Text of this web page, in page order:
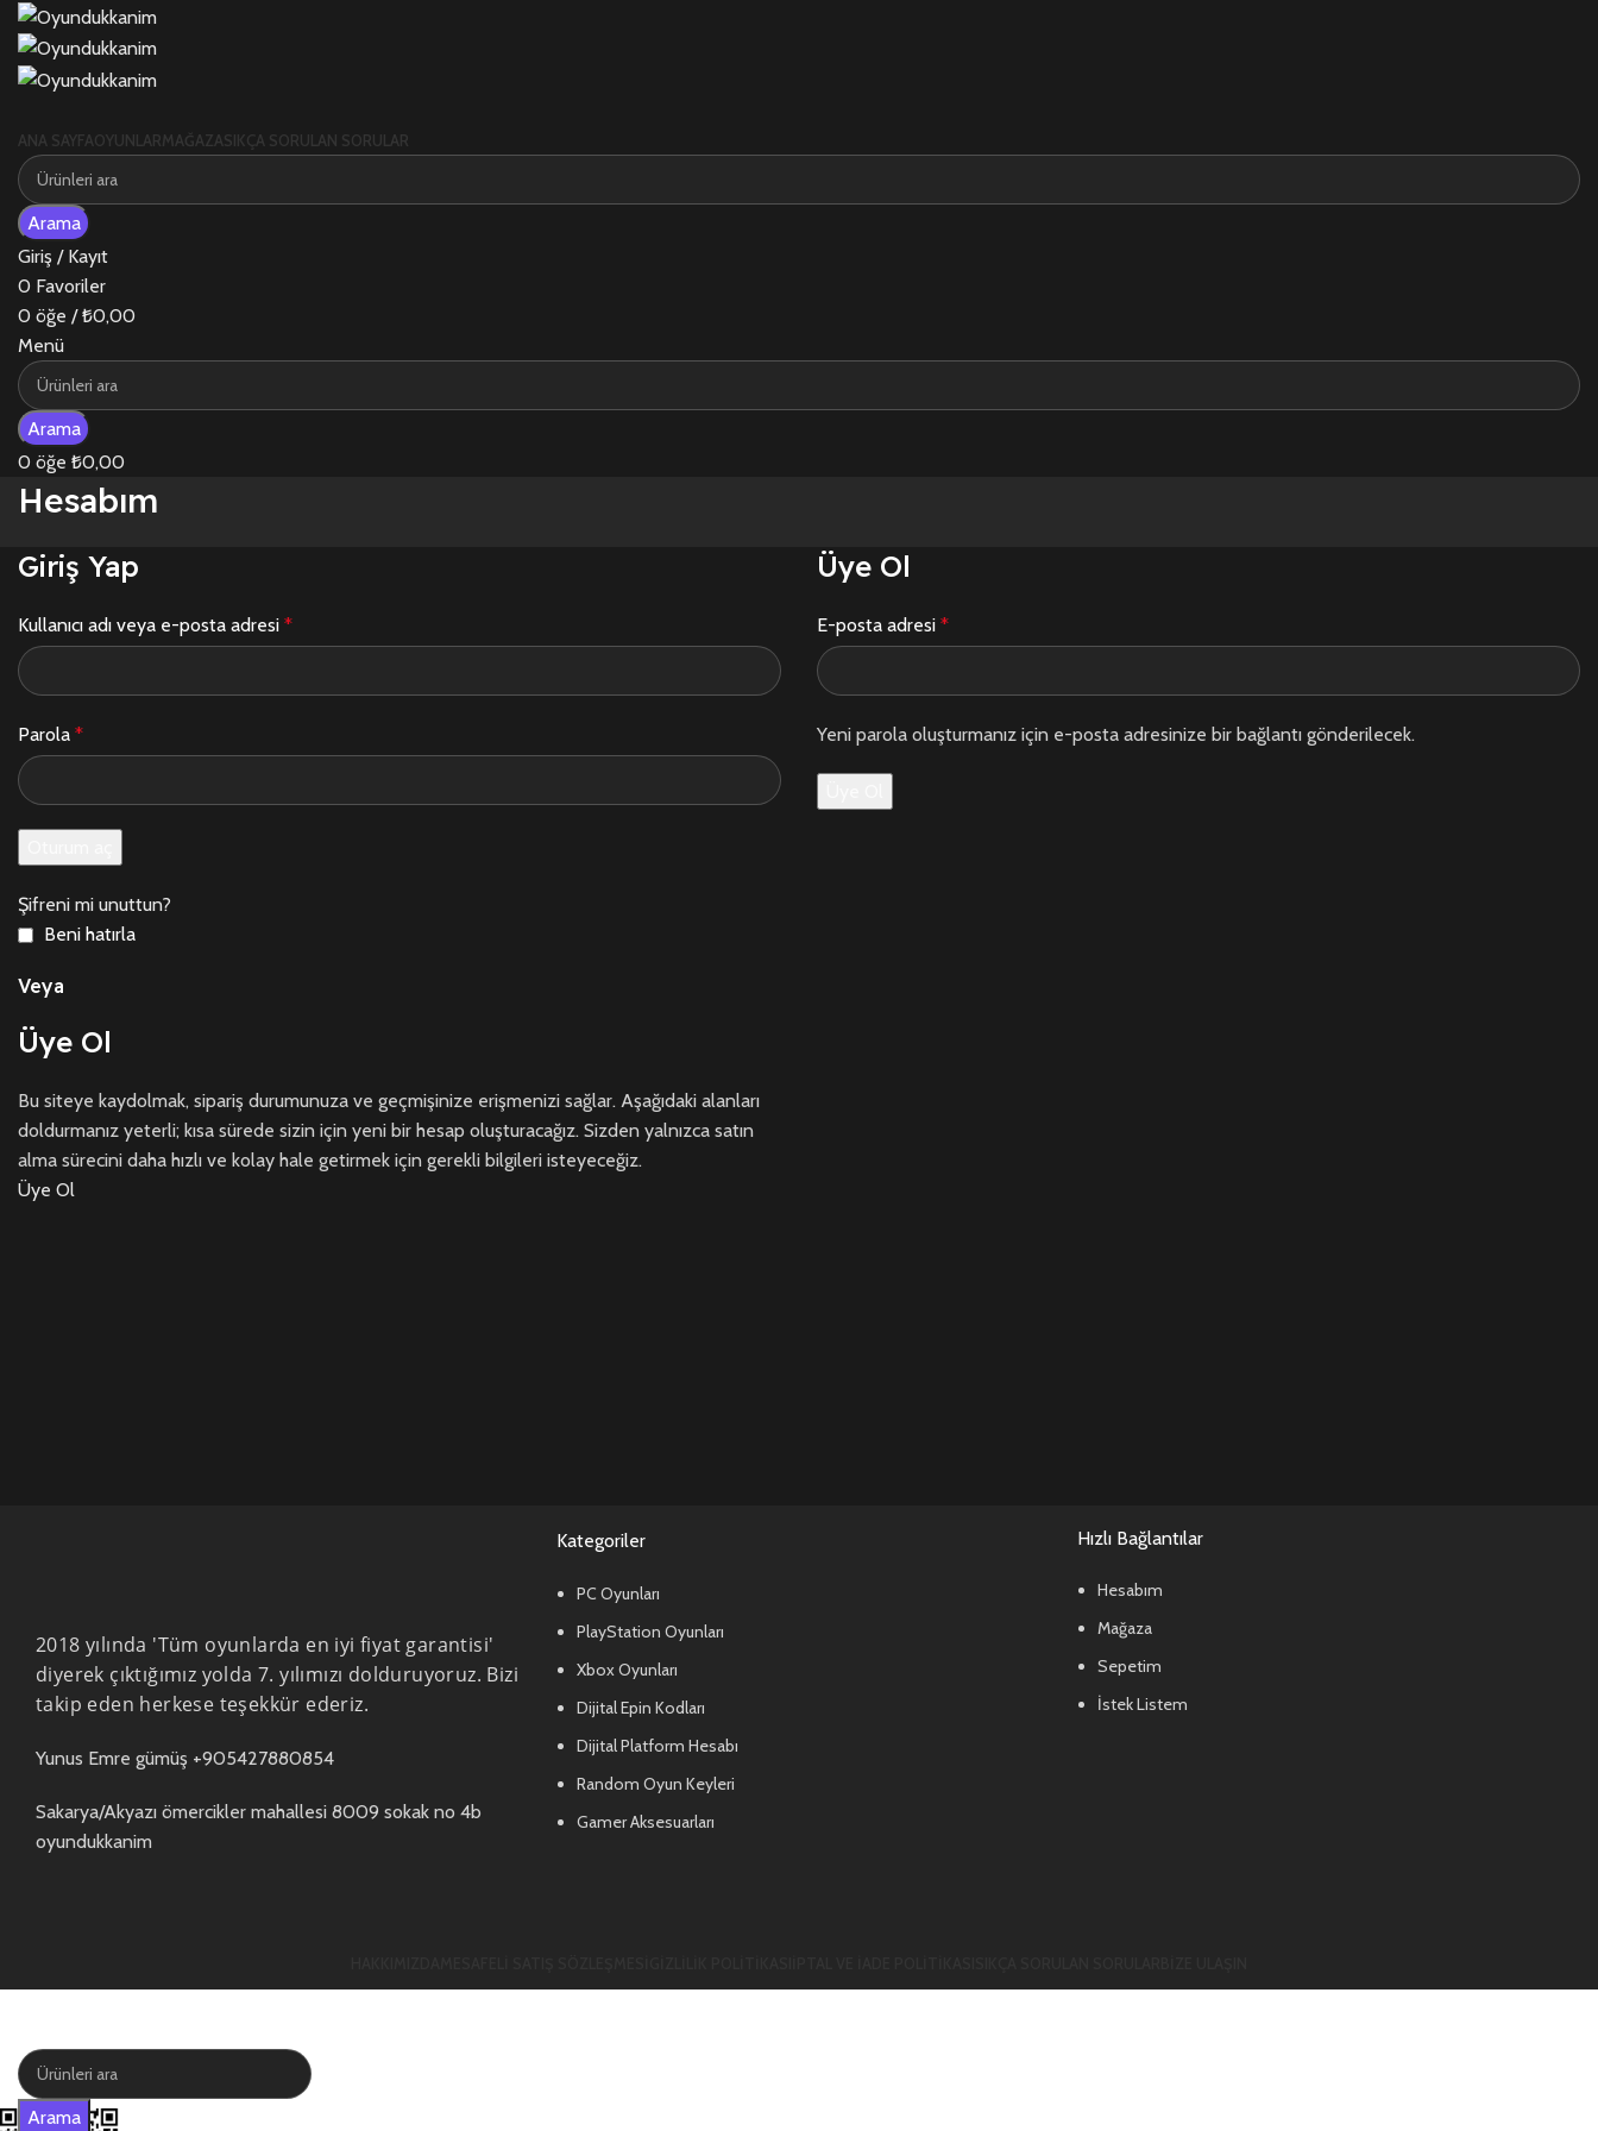
ANA SAYFAOYUNLARMAĞAZASIKÇA SORULAN SORULAR
Arama
Giriş / Kayıt
0 Favoriler
0 öğe / ₺0,00
Menü
Arama
0 öğe ₺0,00
Hesabım
Giriş Yap
Kullanıcı adı veya e-posta adresi *
Parola *
Şifreni mi unuttun?
Beni hatırla
Üye Ol
E-posta adresi *
Yeni parola oluşturmanız için e-posta adresinize bir bağlantı gönderilecek.
Veya
Üye Ol
Bu siteye kaydolmak, sipariş durumunuza ve geçmişinize erişmenizi sağlar. Aşağıdaki alanları
doldurmanız yeterli; kısa sürede sizin için yeni bir hesap oluşturacağız. Sizden yalnızca satın
alma sürecini daha hızlı ve kolay hale getirmek için gerekli bilgileri isteyeceğiz.
Üye Ol
2018 yılında 'Tüm oyunlarda en iyi fiyat garantisi'
diyerek çıktığımız yolda 7. yılımızı dolduruyoruz. Bizi
takip eden herkese teşekkür ederiz.
Yunus Emre gümüş +905427880854
Sakarya/Akyazı ömercikler mahallesi 8009 sokak no 4b
oyundukkanim
Kategoriler
PC Oyunları
PlayStation Oyunları
Xbox Oyunları
Dijital Epin Kodları
Dijital Platform Hesabı
Random Oyun Keyleri
Gamer Aksesuarları
Hızlı Bağlantılar
Hesabım
Mağaza
Sepetim
İstek Listem
Arama
öğe Sepet
Hesabım